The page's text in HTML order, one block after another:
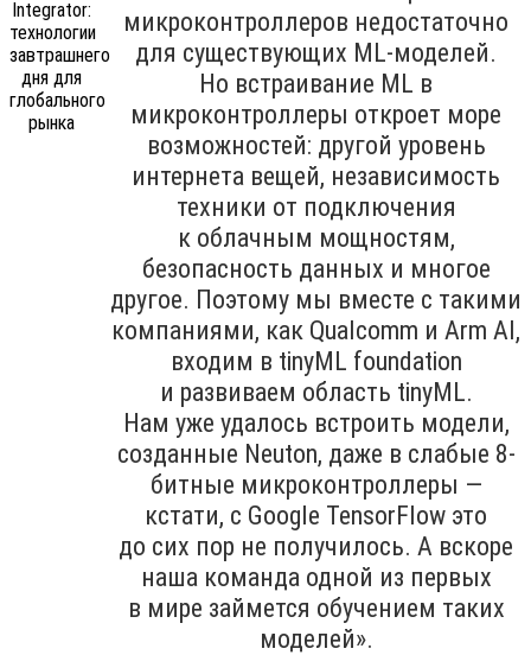
микроконтроллеров недостаточно
для существующих ML-моделей.
Но встраивание ML в
микроконтроллеры откроет море
возможностей: другой уровень
интернета вещей, независимость
техники от подключения
к облачным мощностям,
безопасность данных и многое
другое. Поэтому мы вместе с такими
компаниями, как Qualcomm и Arm AI,
входим в tinyML foundation
и развиваем область tinyML.
Нам уже удалось встроить модели,
созданные Neuton, даже в слабые 8-
битные микроконтроллеры —
кстати, с Google TensorFlow это
до сих пор не получилось. А вскоре
наша команда одной из первых
в мире займется обучением таких
моделей».